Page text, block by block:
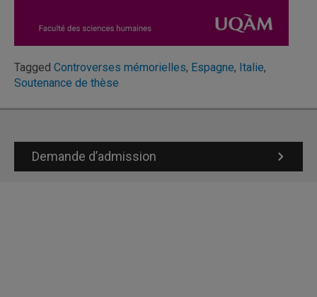
Tagged Controverses mémorielles, Espagne, Italie,
Soutenance de thèse
Demande d’admission